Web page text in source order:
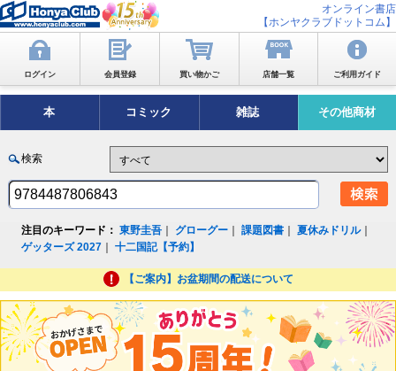
オンライン書店
【ホンヤクラブドットコム】
ログイン 会員登録 買い物かご 店舗一覧 ご利用ガイド
本 コミック 雑誌 その他商材
検索
注目のキーワード： 東野圭吾 グローグー ｜課題図書 ｜夏休みドリル｜
ゲッターズ 2027 ｜十二国記【予約】
【ご案内】お盆期間の配送について